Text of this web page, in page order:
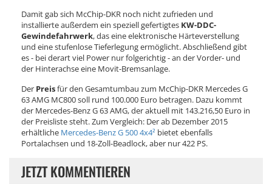
Damit gab sich McChip-DKR noch nicht zufrieden und
installierte außerdem ein speziell gefertigtes KW-DDC-
Gewindefahrwerk, das eine elektronische Härteverstellung
und eine stufenlose Tieferlegung ermöglicht. Abschließend gibt
es - bei derart viel Power nur folgerichtig - an der Vorder- und
der Hinterachse eine Movit-Bremsanlage.
Der Preisfür den Gesamtumbau zum McChip-DKR Mercedes G
63 AMG MC800 soll rund 100.000 Euro betragen. Dazu kommt
der Mercedes-Benz G 63 AMG, der aktuell mit 143.216,50 Euro in
der Preisliste steht. Zum Vergleich: Der ab Dezember 2015
erhältliche Mercedes-Benz G 500 4x4² bietet ebenfalls
Portalachsen und 18-Zoll-Beadlock, aber nur 422 PS.
JETZT KOMMENTIEREN